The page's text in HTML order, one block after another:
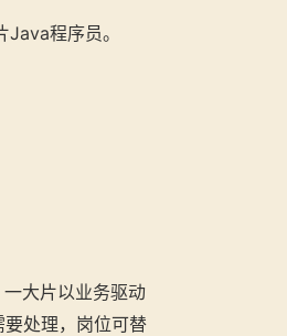
程序员。
大片以业务驱动
处理，岗位可替